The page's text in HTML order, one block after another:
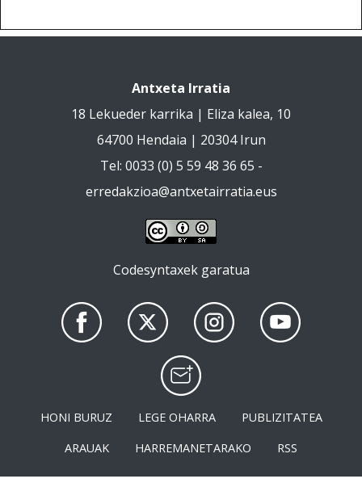
Antxeta Irratia
18 Lekueder karrika | Eliza kalea, 10
64700 Hendaia | 20304 Irun
Tel: 0033 (0) 5 59 48 36 65 -
erredakzioa@antxetairratia.eus
Codesyntaxek garatua
HONI BURUZ LEGE OHARRA
PUBLIZITATEA
ARAUAK
HARREMANETARAKO RSS